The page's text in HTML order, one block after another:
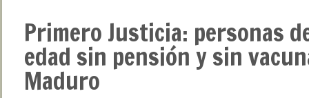
Primero Justicia: personas
edad sin pensión y sin
Maduro